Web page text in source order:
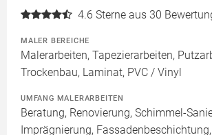
4.6 Sterne aus 30
MALER BEREICHE
Malerarbeiten, Tapezierarbeiten,
Trockenbau, Laminat, PVC / Vinyl
UMFANG MALERARBEITEN
Beratung, Renovierung, Schimmel-
Imprägnierung,